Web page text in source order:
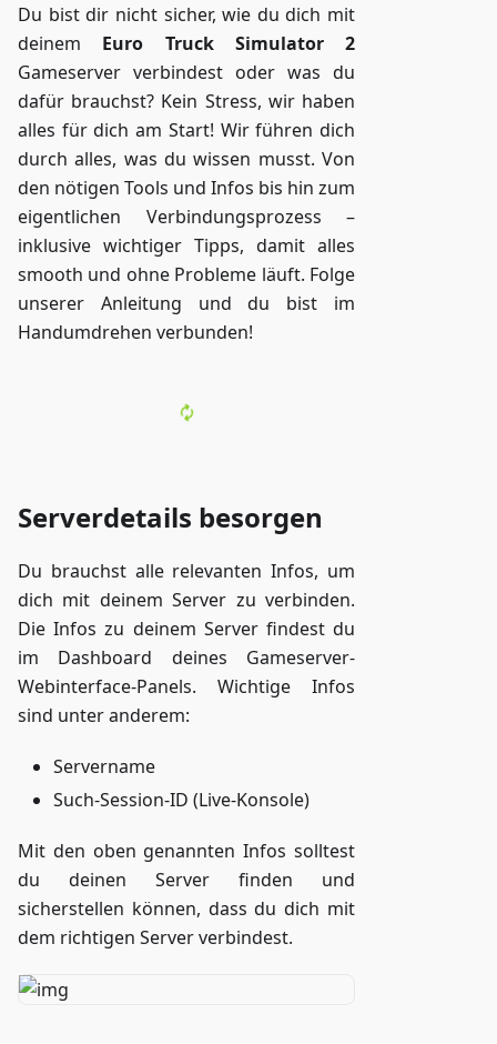
Du bist dir nicht sicher, wie du dich mit
deinem Euro Truck Simulator 2
Gameserver verbindest oder was du
dafür brauchst? Kein Stress, wir haben
alles für dich am Start! Wir führen dich
durch alles, was du wissen musst. Von
den nötigen Tools und Infos bis hin zum
eigentlichen Verbindungsprozess –
inklusive wichtiger Tipps, damit alles
smooth und ohne Probleme läuft. Folge
unserer Anleitung und du bist im
Handumdrehen verbunden!
Serverdetails besorgen
Du brauchst alle relevanten Infos, um
dich mit deinem Server zu verbinden.
Die Infos zu deinem Server findest du
im Dashboard deines Gameserver-
Webinterface-Panels. Wichtige Infos
sind unter anderem:
Servername
Such-Session-ID (Live-Konsole)
Mit den oben genannten Infos solltest
du deinen Server finden und
sicherstellen können, dass du dich mit
dem richtigen Server verbindest.